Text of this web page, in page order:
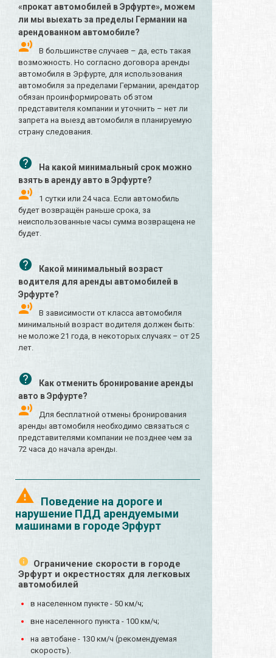
«прокат автомобилей в Эрфурте», можем
ли мы выехать за пределы Германии на
арендованном автомобиле?
В большинстве случаев – да, есть такая
возможность. Но согласно договора аренды
автомобиля в Эрфурте, для использования
автомобиля за пределами Германии, арендатор
обязан проинформировать об этом
представителя компании и уточнить – нет ли
запрета на выезд автомобиля в планируемую
страну следования.
На какой минимальный срок можно
взять в аренду авто в Эрфурте?
1 сутки или 24 часа. Если автомобиль
будет возвращён раньше срока, за
неиспользованные часы сумма возвращена не
будет.
Какой минимальный возраст
водителя для аренды автомобилей в
Эрфурте?
В зависимости от класса автомобиля
минимальный возраст водителя должен быть:
не моложе 21 года, в некоторых случаях – от 25
лет.
Как отменить бронирование аренды
авто в Эрфурте?
Для бесплатной отмены бронирования
аренды автомобиля необходимо связаться с
представителями компании не позднее чем за
72 часа до начала аренды.
Поведение на дороге и
нарушение ПДД арендуемыми
машинами в городе Эрфурт
Ограничение скорости в городе
Эрфурт и окрестностях для легковых
автомобилей
в населенном пункте - 50 км/ч;
вне населенного пункта - 100 км/ч;
на автобане - 130 км/ч (рекомендуемая
скорость).